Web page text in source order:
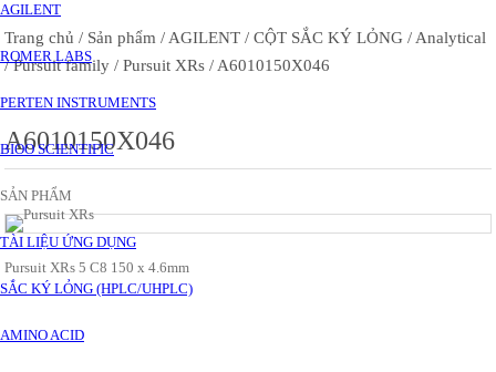
AGILENT
ROMER LABS
PERTEN INSTRUMENTS
BIOO SCIENTIFIC
SẢN PHẨM
TÀI LIỆU ỨNG DỤNG
SẮC KÝ LỎNG (HPLC/UHPLC)
AMINO ACID
Trang chủ / Sản phẩm / AGILENT / CỘT SẮC KÝ LỎNG / Analytical
/ Pursuit family / Pursuit XRs / A6010150X046
A6010150X046
Pursuit XRs 5 C8 150 x 4.6mm